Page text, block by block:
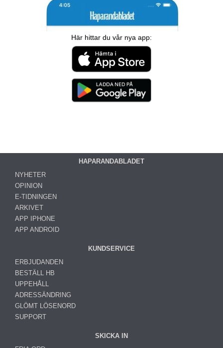
Här hittar du vår nya app:
HAPARANDABLADET
NYHETER
OPINION
E-TIDNINGEN
ARKIVET
APP IPHONE
APP ANDROID
KUNDSERVICE
ERBJUDANDEN
BESTÄLL HB
UPPEHÅLL
ADRESSÄNDRING
GLÖMT LÖSENORD
SUPPORT
SKICKA IN